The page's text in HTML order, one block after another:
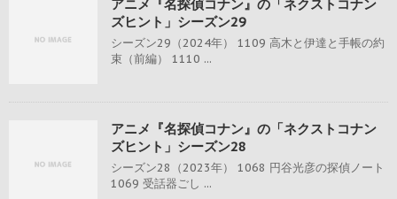
アニメ『名探偵コナン』の「ネクストコナン
ズヒント」シーズン29
シーズン29（2024年） 1109 高木と伊達と手帳の約
束（前編） 1110 ...
アニメ『名探偵コナン』の「ネクストコナン
ズヒント」シーズン28
シーズン28（2023年） 1068 円谷光彦の探偵ノート
1069 受話器ごし ...